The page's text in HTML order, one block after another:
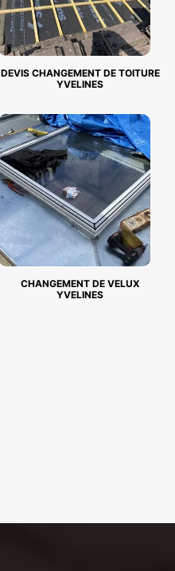
DEVIS CHANGEMENT DE TOITURE
YVELINES
CHANGEMENT DE VELUX
YVELINES